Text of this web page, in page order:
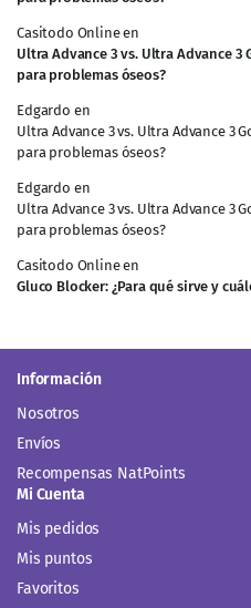
Casitodo Onlineen
Ultra Advance 3 vs. Ultra Advance 3
para problemas óseos?
Edgardo en
Ultra Advance 3 vs. Ultra Advance 3
para problemas óseos?
Edgardo en
Ultra Advance 3 vs. Ultra Advance 3
para problemas óseos?
Casitodo Onlineen
Gluco Blocker: ¿Para qué sirve y
Información
Nosotros
Envíos
Recompensas NatPoints
Mi Cuenta
Mis pedidos
Mis puntos
Favoritos